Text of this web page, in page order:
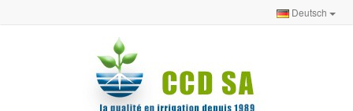
Deutsch